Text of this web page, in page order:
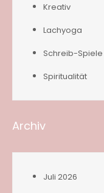
Kreativ
Lachyoga
Schreib-Spiele
Spiritualität
Archiv
Juli 2026